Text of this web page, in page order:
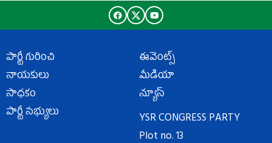
పార్టీ గురించి
నాయకులు
సాధకం
పార్టీ సభ్యులు
ఈవెంట్స్
మీడియా
న్యూస్
YSR CONGRESS PARTY
Plot no. 13